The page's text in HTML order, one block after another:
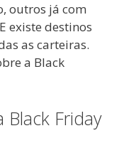
outros já com
existe destinos
as carteiras.
a Black
Friday